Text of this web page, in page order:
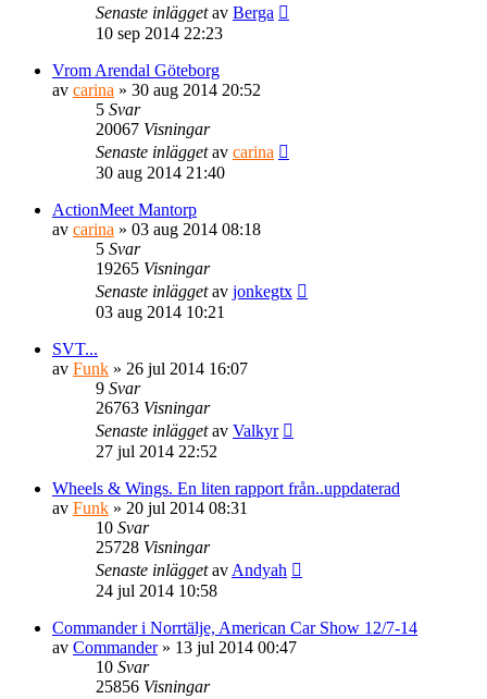
Senaste inläggetav Berga
10 sep 2014 22:23
Vrom Arendal Göteborg
av carina » 30 aug 2014 20:52
5 Svar
20067 Visningar
Senaste inläggetav carina
30 aug 2014 21:40
ActionMeet Mantorp
av carina » 03 aug 2014 08:18
5 Svar
19265 Visningar
Senaste inläggetav jonkegtx
03 aug 2014 10:21
SVT...
av Funk » 26 jul 2014 16:07
9 Svar
26763 Visningar
Senaste inläggetav Valkyr
27 jul 2014 22:52
Wheels & Wings. En liten rapport från..uppdaterad
av Funk » 20 jul 2014 08:31
10 Svar
25728 Visningar
Senaste inläggetav Andyah
24 jul 2014 10:58
Commander i Norrtälje, American Car Show 12/7-14
av Commander» 13 jul 2014 00:47
10 Svar
25856 Visningar